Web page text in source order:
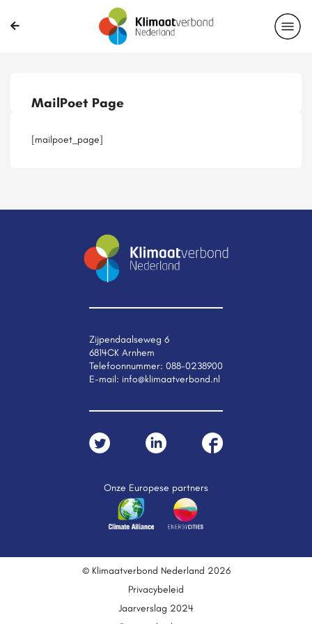
Casussen
MailPoet Page
[mailpoet_page]
Zijpendaalseweg 6
6814CK Arnhem
Telefoonnummer: 088-0238900
E-mail: info@klimaatverbond.nl
Onze Europese partners
© Klimaatverbond Nederland 2026
Privacybeleid
Jaarverslag 2024